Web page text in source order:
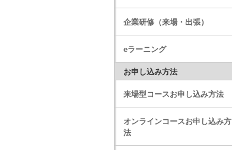
企業研修（来場・出張）
eラーニング
お申し込み方法
来場型コースお申し込み方法
オンラインコースお申し込み方
法